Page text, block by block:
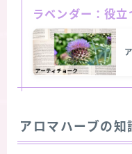
ラベンダー：役
アロマハーブの知